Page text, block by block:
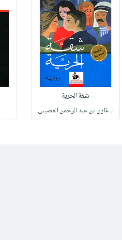
شقة الحرية
لـ غازي بن عبد الرحمن القصيبي